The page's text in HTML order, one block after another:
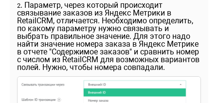
2. Параметр, через который происходит
связывание заказов из Яндекс Метрики в
RetailCRM, отличается. Необходимо определить,
по какому параметру нужно связывать и
выбрать правильное значение. Для этого надо
найти значение номера заказа в Яндекс Метрике
в отчете "Содержимое заказов" и сравнить номер
с числом из RetailCRM для возможных вариантов
полей. Нужно, чтобы номера совпадали.